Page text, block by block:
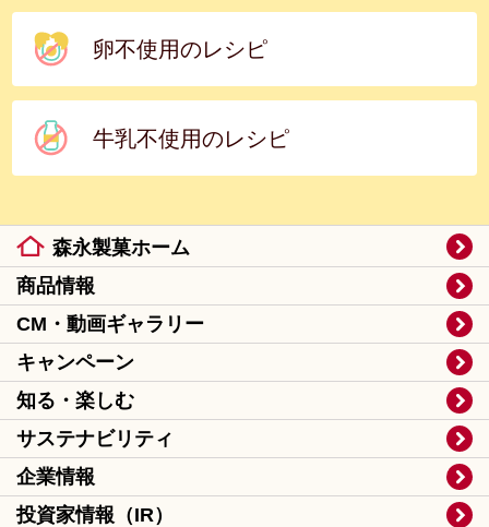
卵不使用のレシピ
牛乳不使用のレシピ
森永製菓ホーム
商品情報
CM・動画ギャラリー
キャンペーン
知る・楽しむ
サステナビリティ
企業情報
投資家情報（IR）